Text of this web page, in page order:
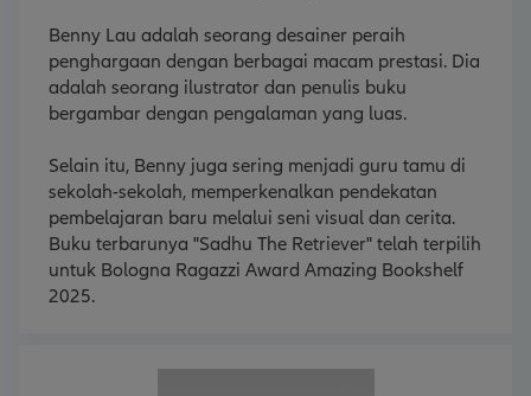
Benny Lau adalah seorang desainer peraih
penghargaan dengan berbagai macam prestasi. Dia
adalah seorang ilustrator dan penulis buku
bergambar dengan pengalaman yang luas.
Selain itu, Benny juga sering menjadi guru tamu di
sekolah-sekolah, memperkenalkan pendekatan
pembelajaran baru melalui seni visual dan cerita.
Buku terbarunya "Sadhu The Retriever" telah terpilih
untuk Bologna Ragazzi Award Amazing Bookshelf
2025.